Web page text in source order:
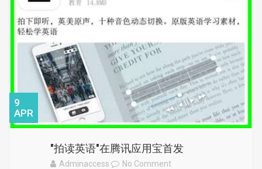
9
APR
"拍读英语"在腾讯应用宝首发
Adminaccess No Comment